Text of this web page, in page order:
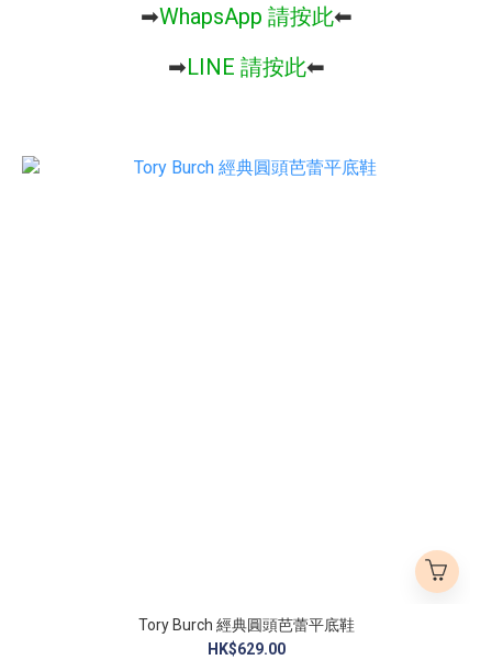
➡︎WhapsApp 請按此⬅︎
➡︎LINE 請按此⬅︎
Tory Burch 經典圓頭芭蕾平底鞋
HK$629.00